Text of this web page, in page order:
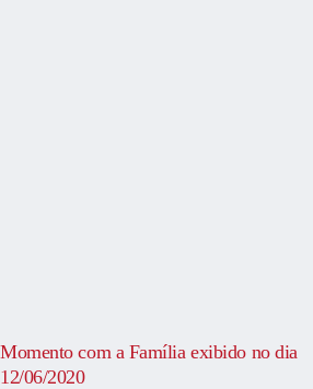
Momento com a Família exibido no dia
12/06/2020